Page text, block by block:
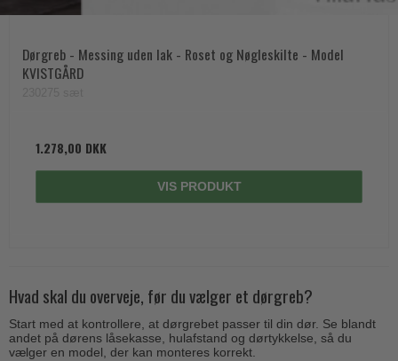
Dørgreb - Messing uden lak - Roset og Nøgleskilte - Model
KVISTGÅRD
1.278,00 DKK
VIS PRODUKT
Hvad skal du overveje, før du vælger et dørgreb?
Start med at kontrollere, at dørgrebet passer til din dør. Se blandt
andet på dørens låsekasse, hulafstand og dørtykkelse, så du
vælger en model, der kan monteres korrekt.